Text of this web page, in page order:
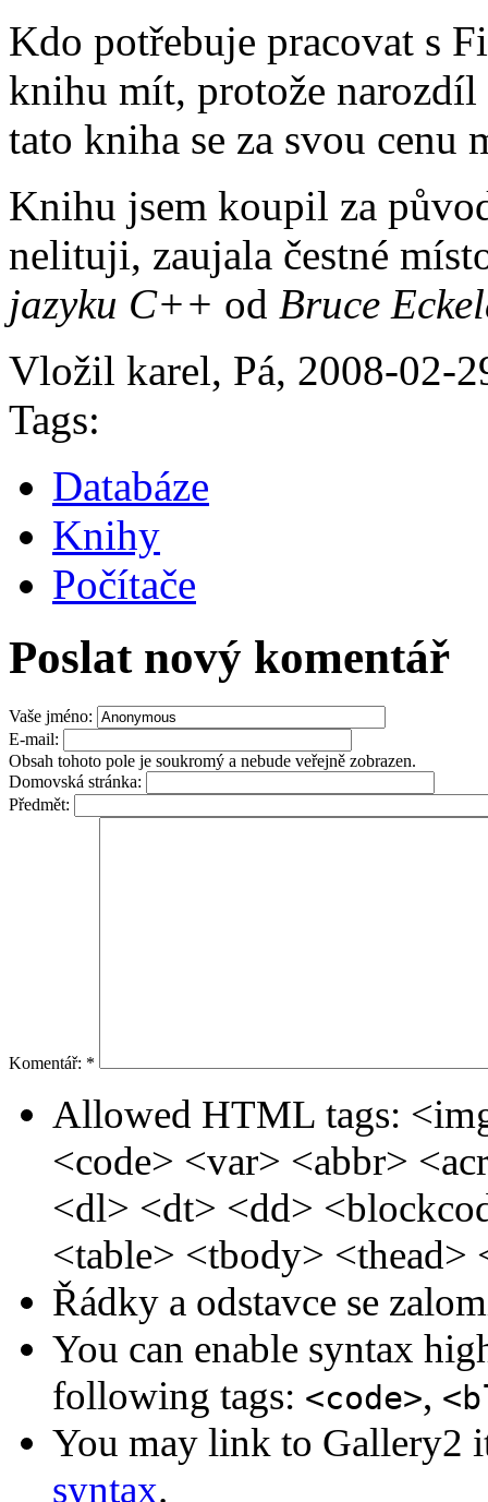
Kdo potřebuje pracovat s
knihu mít, protože
tato kniha se za svou cenu
Knihu jsem koupil za
nelituji, zaujala čestné
jazyku C++ od Bruce
Vložil karel, Pá, 2008-02-
Tags:
Databáze
Knihy
Počítače
Poslat nový komentář
Vaše jméno:
E-mail:
Obsah tohoto pole je soukromý a nebude veřejně zobrazen.
Domovská stránka:
Předmět:
Komentář: *
Allowed HTML tags:
<code> <var> <abbr>
<dl> <dt> <dd>
<table> <tbody>
Řádky a odstavce se
You can enable syntax
following tags: <code>,
You may link to Gallery2
syntax.